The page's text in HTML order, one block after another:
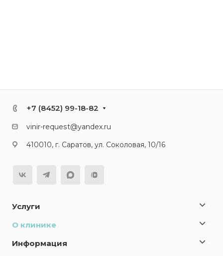
+7 (8452) 99-18-82
vinir-request@yandex.ru
410010, г. Саратов, ул. Соколовая, 10/16
Услуги
О клинике
Информация